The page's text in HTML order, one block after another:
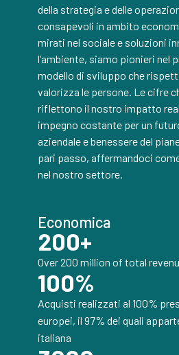
della strategia e delle
consapevoli in ambito
mirati nel sociale e soluzioni
l’ambiente, siamo pionieri nel
modello di sviluppo che
valorizza le persone. Le cifre
riflettono il nostro impatto
impegno costante per un
aziendale e benessere del
pari passo, affermandoci
nel nostro settore.
Economica
Over 200 million of total
200+
Acquisti realizzati al 100%
europei, il 97% dei quali
italiana
100%